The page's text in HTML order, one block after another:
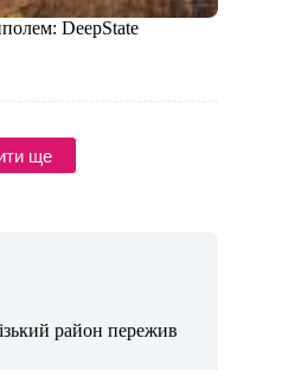
DeepState
ще
район пережив